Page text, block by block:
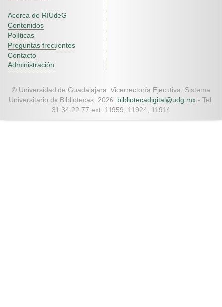
Acerca de RIUdeG
Contenidos
Políticas
Preguntas frecuentes
Contacto
Administración
© Universidad de Guadalajara. Vicerrectoría Ejecutiva. Sistema
Universitario de Bibliotecas. 2026. bibliotecadigital@udg.mx - Tel.
31 34 22 77 ext. 11959, 11924, 11914